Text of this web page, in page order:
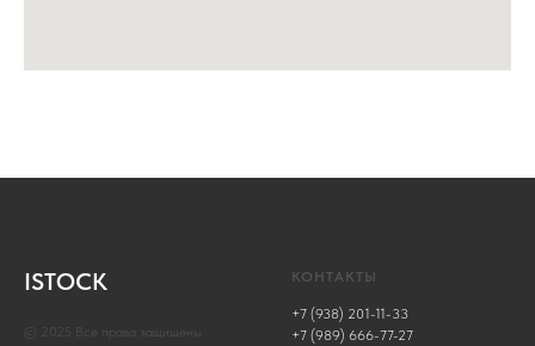
ISTOCK
© 2025 Все права защищены
КОНТАКТЫ
+7 (938) 201-11-33
+7 (989) 666-77-27